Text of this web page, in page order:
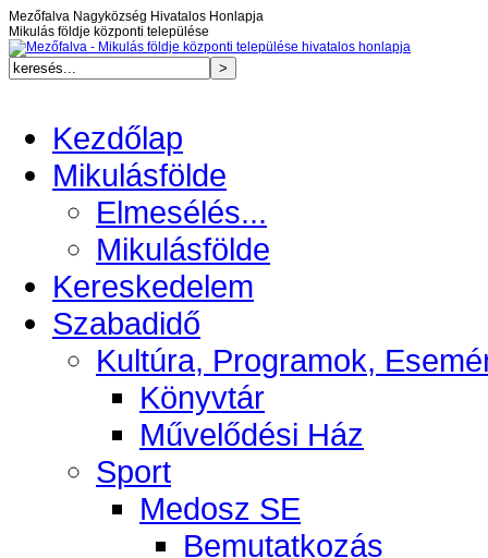
Mezőfalva Nagyközség Hivatalos Honlapja
Mikulás földje központi települése
Kezdőlap
Mikulásfölde
Elmesélés...
Mikulásfölde
Kereskedelem
Szabadidő
Kultúra, Programok,
Könyvtár
Művelődési Ház
Sport
Medosz SE
Bemutatkozás